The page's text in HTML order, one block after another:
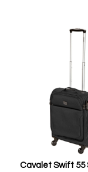
Cavalet Swift 55